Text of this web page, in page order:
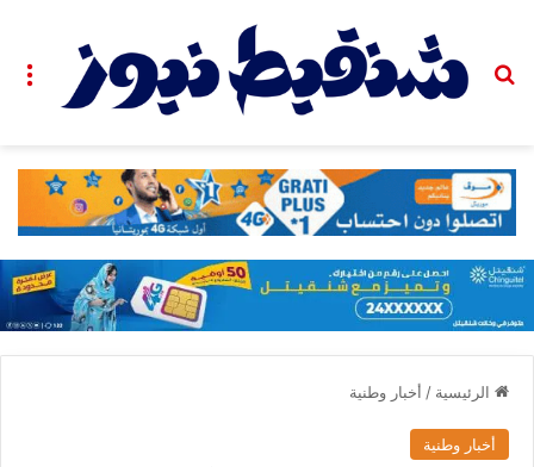
بحث عن
الرئيسية / أخبار وطنية
أخبار وطنية